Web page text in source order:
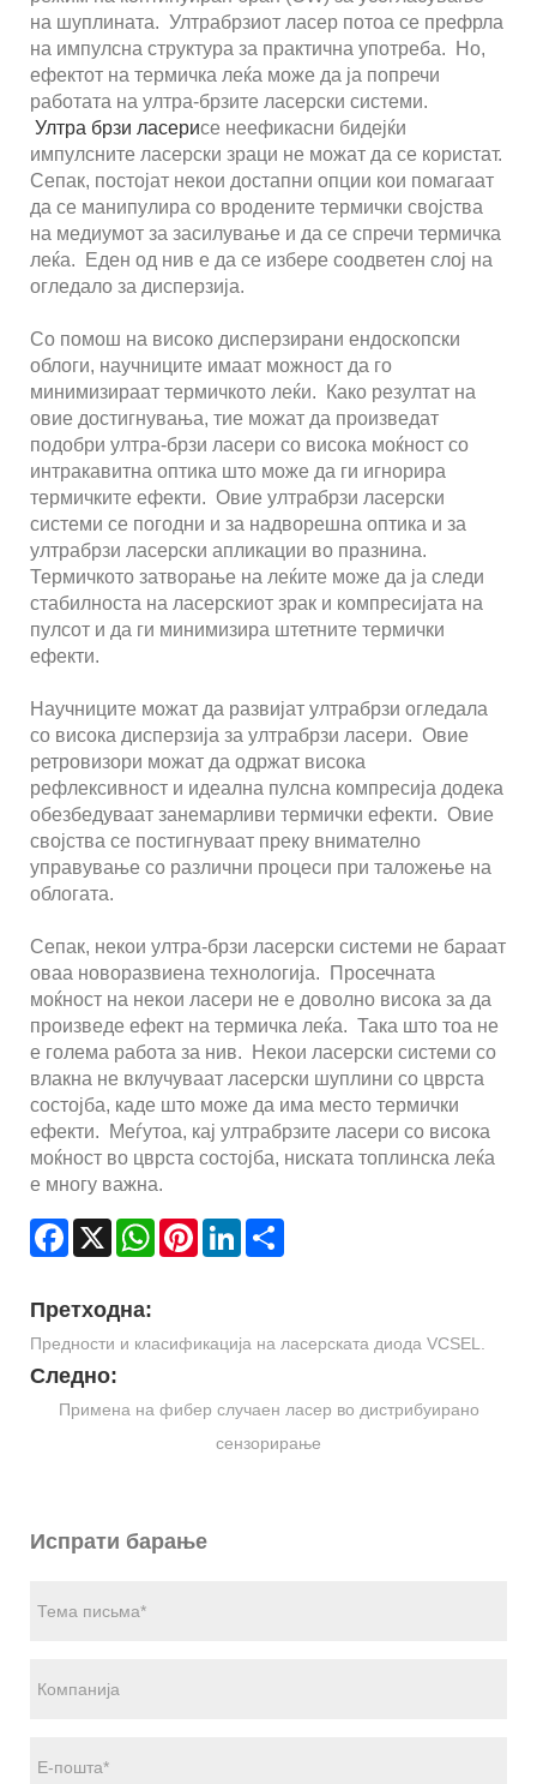
на шуплината. Ултрабрзиот ласер потоа се префрла
на импулсна структура за практична употреба. Но,
ефектот на термичка леќа може да ја попречи
работата на ултра-брзите ласерски системи.
Ултра брзи ласерисе неефикасни бидејќи
импулсните ласерски зраци не можат да се користат.
Сепак, постојат некои достапни опции кои помагаат
да се манипулира со вродените термички својства
на медиумот за засилување и да се спречи термичка
леќа. Еден од нив е да се избере соодветен слој на
огледало за дисперзија.
Со помош на високо дисперзирани ендоскопски
облоги, научниците имаат можност да го
минимизираат термичкото леќи. Како резултат на
овие достигнувања, тие можат да произведат
подобри ултра-брзи ласери со висока моќност со
интракавитна оптика што може да ги игнорира
термичките ефекти. Овие ултрабрзи ласерски
системи се погодни и за надворешна оптика и за
ултрабрзи ласерски апликации во празнина.
Термичкото затворање на леќите може да ја следи
стабилноста на ласерскиот зрак и компресијата на
пулсот и да ги минимизира штетните термички
ефекти.
Научниците можат да развијат ултрабрзи огледала
со висока дисперзија за ултрабрзи ласери. Овие
ретровизори можат да одржат висока
рефлексивност и идеална пулсна компресија додека
обезбедуваат занемарливи термички ефекти. Овие
својства се постигнуваат преку внимателно
управување со различни процеси при таложење на
облогата.
Сепак, некои ултра-брзи ласерски системи не бараат
оваа новоразвиена технологија. Просечната
моќност на некои ласери не е доволно висока за да
произведе ефект на термичка леќа. Така што тоа не
е голема работа за нив. Некои ласерски системи со
влакна не вклучуваат ласерски шуплини со цврста
состојба, каде што може да има место термички
ефекти. Меѓутоа, кај ултрабрзите ласери со висока
моќност во цврста состојба, ниската топлинска леќа
е многу важна.
Facebook
X WhatsAppPinterestLinkedIn
Претходна:
Предности и класификација на ласерската диода VCSEL.
Следно:
Примена на фибер случаен ласер во дистрибуирано
сензорирање
Испрати барање